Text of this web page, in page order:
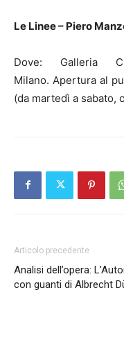
Le Linee – Piero
Dove: Galleria
Milano. Apertura al
(da martedì a sabato,
Articolo precedente
Analisi dell’opera:
con guanti di Albrecht